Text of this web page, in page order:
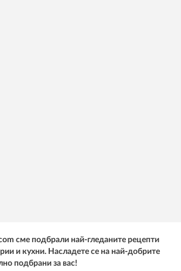
сме подбрали най-гледаните рецепти
и кухни. Насладете се на най-добрите
подбрани за вас!